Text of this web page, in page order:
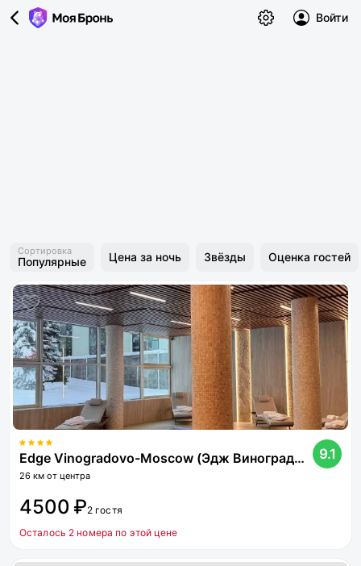
Войти
Сортировка
Популярные Цена за ночь Звёзды Оценка гостей
Edge Vinogradovo-Moscow (Эдж Виноградово) (бывш. Виноградово)
26 км от центра
9.1
4500 ₽2 гостя
Осталось 2 номера по этой цене